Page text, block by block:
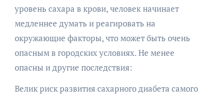
уровень сахара в крови, человек начинает
медленнее думать и реагировать на
окружающие факторы, что может быть очень
опасным в городских условиях. Не менее
опасны и другие последствия:
Велик риск развития сахарного диабета самого